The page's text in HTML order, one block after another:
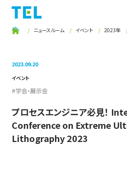
ニュースルーム イベント 2023年
2023.09.20
イベント
学会・展示会
プロセスエンジニア必見！
Conference on Extreme
Lithography 2023